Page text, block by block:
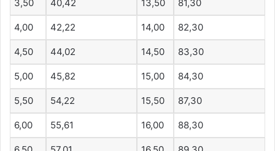
3,50 40,42 13,50 81,30
4,00 42,22 14,00 82,30
4,50 44,02 14,50 83,30
5,00 45,82 15,00 84,30
5,50 54,22 15,50 87,30
6,00 55,61 16,00 88,30